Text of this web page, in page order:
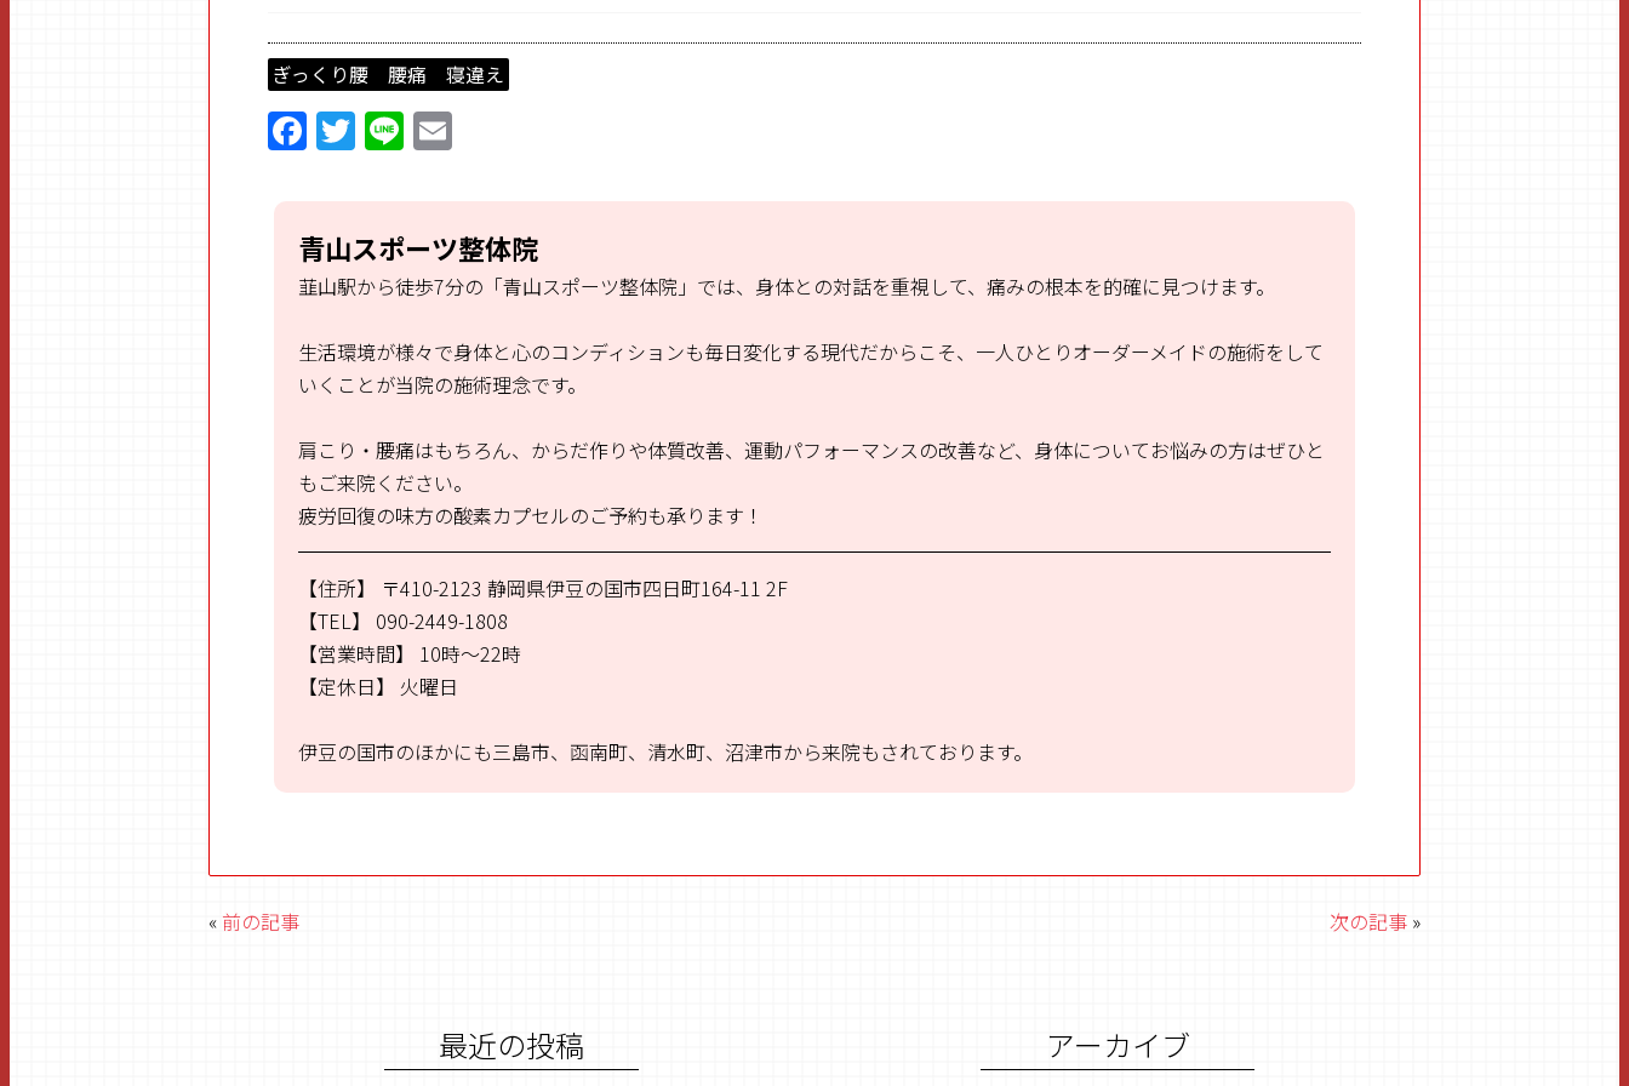
ぎっくり腰 腰痛 寝違え
F
ce
b
o
k
T
itt
er
Li
e ai
l
青山スポーツ整体院
韮山駅から徒歩7分の「青山スポーツ整体院」では、身体との対話を重視して、痛みの根本を的確に見つけます。
生活環境が様々で身体と心のコンディションも毎日変化する現代だからこそ、一人ひとりオーダーメイドの施術をして
いくことが当院の施術理念です。
肩こり・腰痛はもちろん、からだ作りや体質改善、運動パフォーマンスの改善など、身体についてお悩みの方はぜひと
もご来院ください。
疲労回復の味方の酸素カプセルのご予約も承ります！
【住所】 〒410-2123 静岡県伊豆の国市四日町164-11 2F
【TEL】
090-2449-1808
【営業時間】
10時～22時
【定休日】
火曜日
伊豆の国市のほかにも三島市、函南町、清水町、沼津市から来院もされております。
« 前の記事 次の記事 »
最近の投稿 アーカイブ